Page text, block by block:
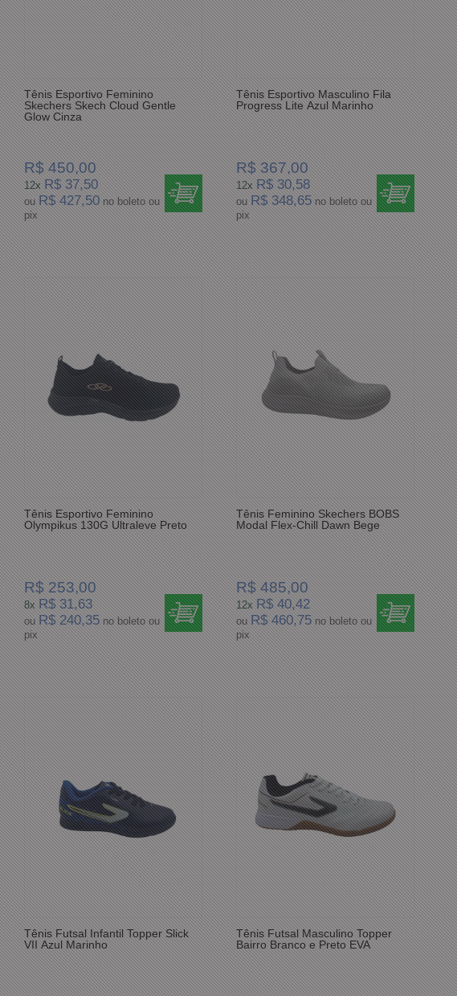
Tênis Esportivo Feminino
Skechers Skech Cloud Gentle
Glow Cinza
R$ 450,00
12x R$ 37,50
ou R$ 427,50 no boleto ou
pix
Tênis Esportivo Masculino Fila
Progress Lite Azul Marinho
R$ 367,00
12x R$ 30,58
ou R$ 348,65 no boleto ou
pix
Tênis Esportivo Feminino
Olympikus 130G Ultraleve Preto
R$ 253,00
8x R$ 31,63
ou R$ 240,35 no boleto ou
pix
Tênis Feminino Skechers BOBS
Modal Flex-Chill Dawn Bege
R$ 485,00
12x R$ 40,42
ou R$ 460,75 no boleto ou
pix
Tênis Futsal Infantil Topper Slick
VII Azul Marinho
Tênis Futsal Masculino Topper
Bairro Branco e Preto EVA